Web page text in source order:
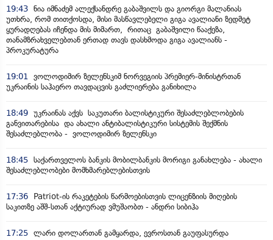
19:43 ნია იმნაძემ ალექსანდრე გაბაშვილს და გიორგი მალანიას
უთხრა, რომ თითქოსდა, მისი მასწავლებელი გიგა ავალიანი ზედმეტ
ყურადღებას იჩენდა მის მიმართ, რითაც გაბაშვილი წააქეზა,
თანამზრახველებთან ერთად თავს დასხმოდა გიგა ავალიანს -
პროკურატურა
19:01
ვოლოდიმირ ზელენსკიმ ნორვეგიის პრემიერ-მინისტრთან
უკრაინის საჰაერო თავდაცვის გაძლიერება განიხილა
18:49 უკრაინას აქვს საკუთარი ბალისტიკური შესაძლებლობების
განვითარებისა და ახალი ანტიბალისტიკური სისტემის შექმნის
შესაძლებლობა - ვოლოდიმირ ზელენსკი
18:45 საქართველოს ბანკის მობილბანკის მორიგი განახლება - ახალი
შესაძლებლობები მომხმარებლებისთვის
17:36
Patriot-ის რაკეტების წარმოებისთვის ლიცენზიის მიღების
საკითზე აშშ-სთან აქტიურად ვმუშაობთ - ანდრი სიბიჰა
17:25 ლარი დოლართან გამყარდა, ევროსთან გაუფასურდა